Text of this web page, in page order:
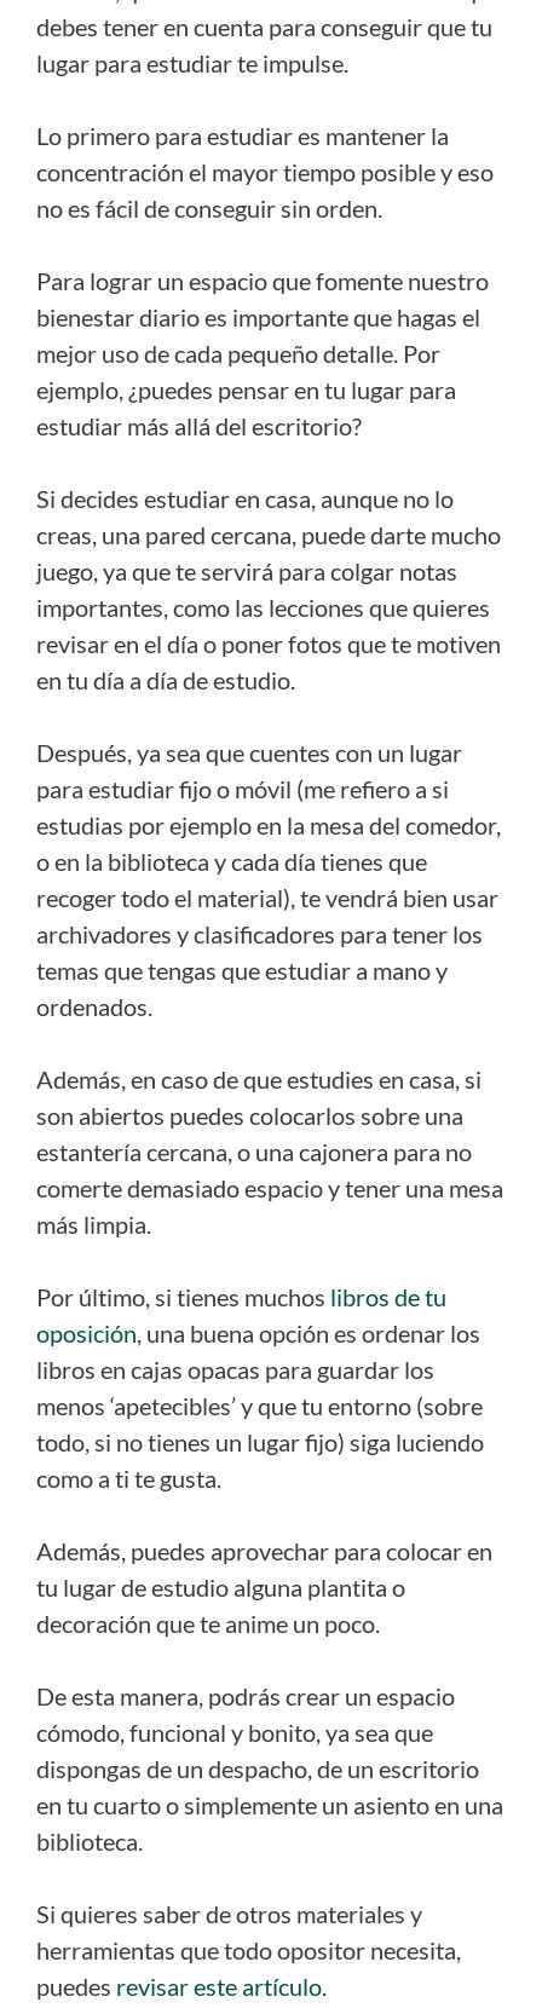
debes tener en cuenta para conseguir que tu
lugar para estudiar te impulse.
Lo primero para estudiar es mantener la
concentración el mayor tiempo posible y eso
no es fácil de conseguir sin orden.
Para lograr un espacio que fomente nuestro
bienestar diario es importante que hagas el
mejor uso de cada pequeño detalle. Por
ejemplo, ¿puedes pensar en tu lugar para
estudiar más allá del escritorio?
Si decides estudiar en casa, aunque no lo
creas, una pared cercana, puede darte mucho
juego, ya que te servirá para colgar notas
importantes, como las lecciones que quieres
revisar en el día o poner fotos que te motiven
en tu día a día de estudio.
Después, ya sea que cuentes con un lugar
para estudiar fijo o móvil (me refiero a si
estudias por ejemplo en la mesa del comedor,
o en la biblioteca y cada día tienes que
recoger todo el material), te vendrá bien usar
archivadores y clasificadores para tener los
temas que tengas que estudiar a mano y
ordenados.
Además, en caso de que estudies en casa, si
son abiertos puedes colocarlos sobre una
estantería cercana, o una cajonera para no
comerte demasiado espacio y tener una mesa
más limpia.
Por último, si tienes muchos libros de tu
oposición , una buena opción es ordenar los
libros en cajas opacas para guardar los
menos ‘apetecibles’ y que tu entorno (sobre
todo, si no tienes un lugar fijo) siga luciendo
como a ti te gusta.
Además, puedes aprovechar para colocar en
tu lugar de estudio alguna plantita o
decoración que te anime un poco.
De esta manera, podrás crear un espacio
cómodo, funcional y bonito, ya sea que
dispongas de un despacho, de un escritorio
en tu cuarto o simplemente un asiento en una
biblioteca.
Si quieres saber de otros materiales y
herramientas que todo opositor necesita,
puedes revisar este artículo